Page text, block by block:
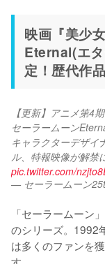
映画『美少
Eternal(エ
定！歴代作
【更新】アニメ第4
セーラームーン
キャラクターデザイ
ル、特報映像が解禁
pic.twitter.com/
— セーラームーン
「セーラームーン
のシリーズ。1992
は多くのファンを
す。